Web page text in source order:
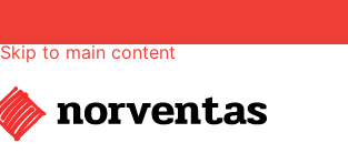
Skip to main content